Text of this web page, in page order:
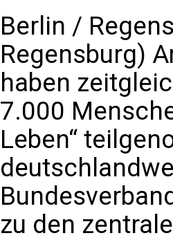
Berlin /
Regensburg)
haben
7.000
Leben“
zu den